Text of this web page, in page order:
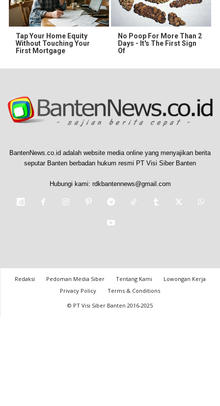
Tap Your Home Equity
Without Touching Your
First Mortgage
No Poop For More Than 2
Days - It's The First Sign
Of
BantenNews.co.id adalah website media online yang menyajikan berita
seputar Banten berbadan hukum resmi PT Visi Siber Banten
Hubungi kami: rdkbantennews@gmail.com
Redaksi Pedoman Media Siber Tentang Kami
Lowongan Kerja
Privacy Policy
Terms & Conditions
© PT Visi Siber Banten 2016-2025